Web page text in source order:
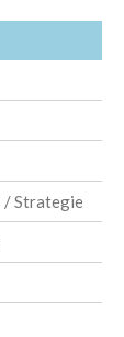
/ Strategie